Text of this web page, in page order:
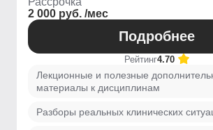
2 000 руб. /мес
Подробнее
Рейтинг4.70
Лекционные и полезные
материалы к дисциплинам
Разборы реальных клинических